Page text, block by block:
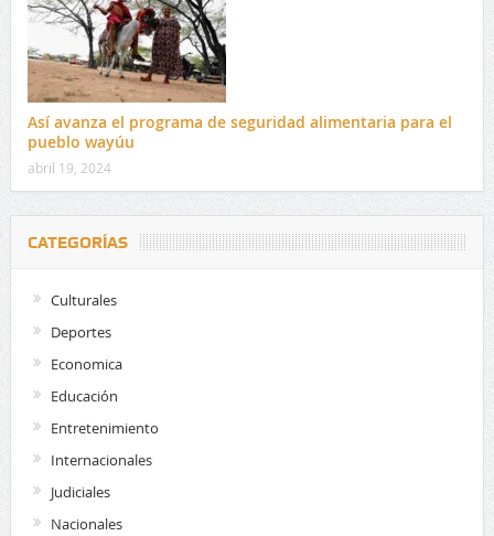
Así avanza el programa de seguridad alimentaria para el
pueblo wayúu
abril 19, 2024
CATEGORÍAS
Culturales
Deportes
Economica
Educación
Entretenimiento
Internacionales
Judiciales
Nacionales